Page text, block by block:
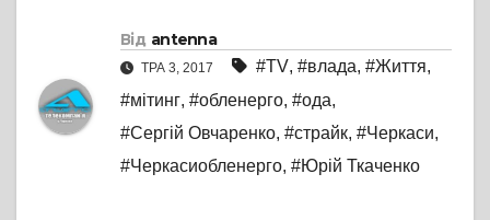
Від antenna
ТРА 3, 2017 #TV, #влада, #Життя,
#мітинг, #обленерго, #ода,
#Сергій Овчаренко, #страйк, #Черкаси,
#Черкасиобленерго, #Юрій Ткаченко